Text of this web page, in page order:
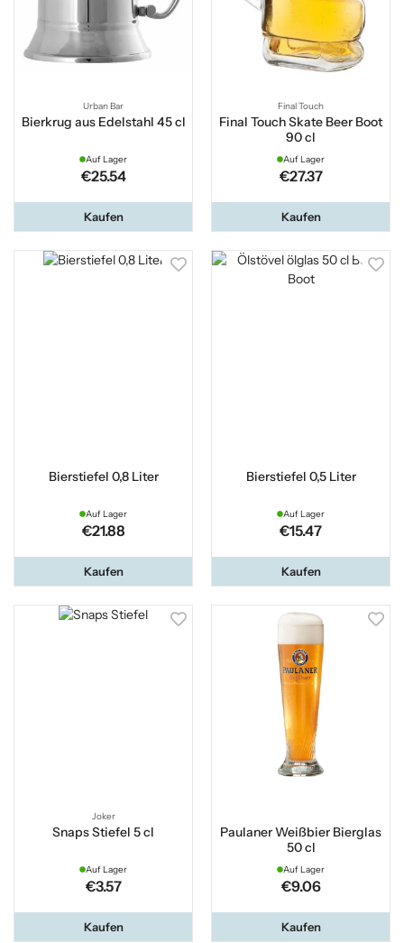
Urban Bar
Bierkrug aus Edelstahl 45 cl
Auf Lager
€25.54
Kaufen
Final Touch
Final Touch Skate Beer Boot
90 cl
Auf Lager
€27.37
Kaufen
Bierstiefel 0,8 Liter
Auf Lager
€21.88
Kaufen
Bierstiefel 0,5 Liter
Auf Lager
€15.47
Kaufen
Joker
Snaps Stiefel 5 cl
Auf Lager
€3.57
Kaufen
Paulaner Weißbier Bierglas
50 cl
Auf Lager
€9.06
Kaufen